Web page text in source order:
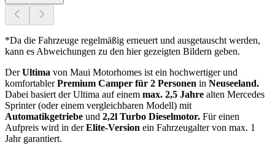
*Da die Fahrzeuge regelmäßig erneuert und ausgetauscht werden,
kann es Abweichungen zu den hier gezeigten Bildern geben.
DerUltima von Maui Motorhomes ist ein hochwertiger und
komfortablerPremium Camper für 2 Personen in Neuseeland.
Dabei basiert der Ultima auf einem max. 2,5 Jahre alten Mercedes
Sprinter (oder einem vergleichbaren Modell) mit
Automatikgetriebe und 2,2l Turbo Dieselmotor. Für einen
Aufpreis wird in derElite-Version ein Fahrzeugalter von max. 1
Jahr garantiert.